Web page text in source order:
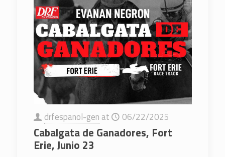
drfespanol-gen at 06/22/2025
Cabalgata de Ganadores, Fort
Erie, Junio 23